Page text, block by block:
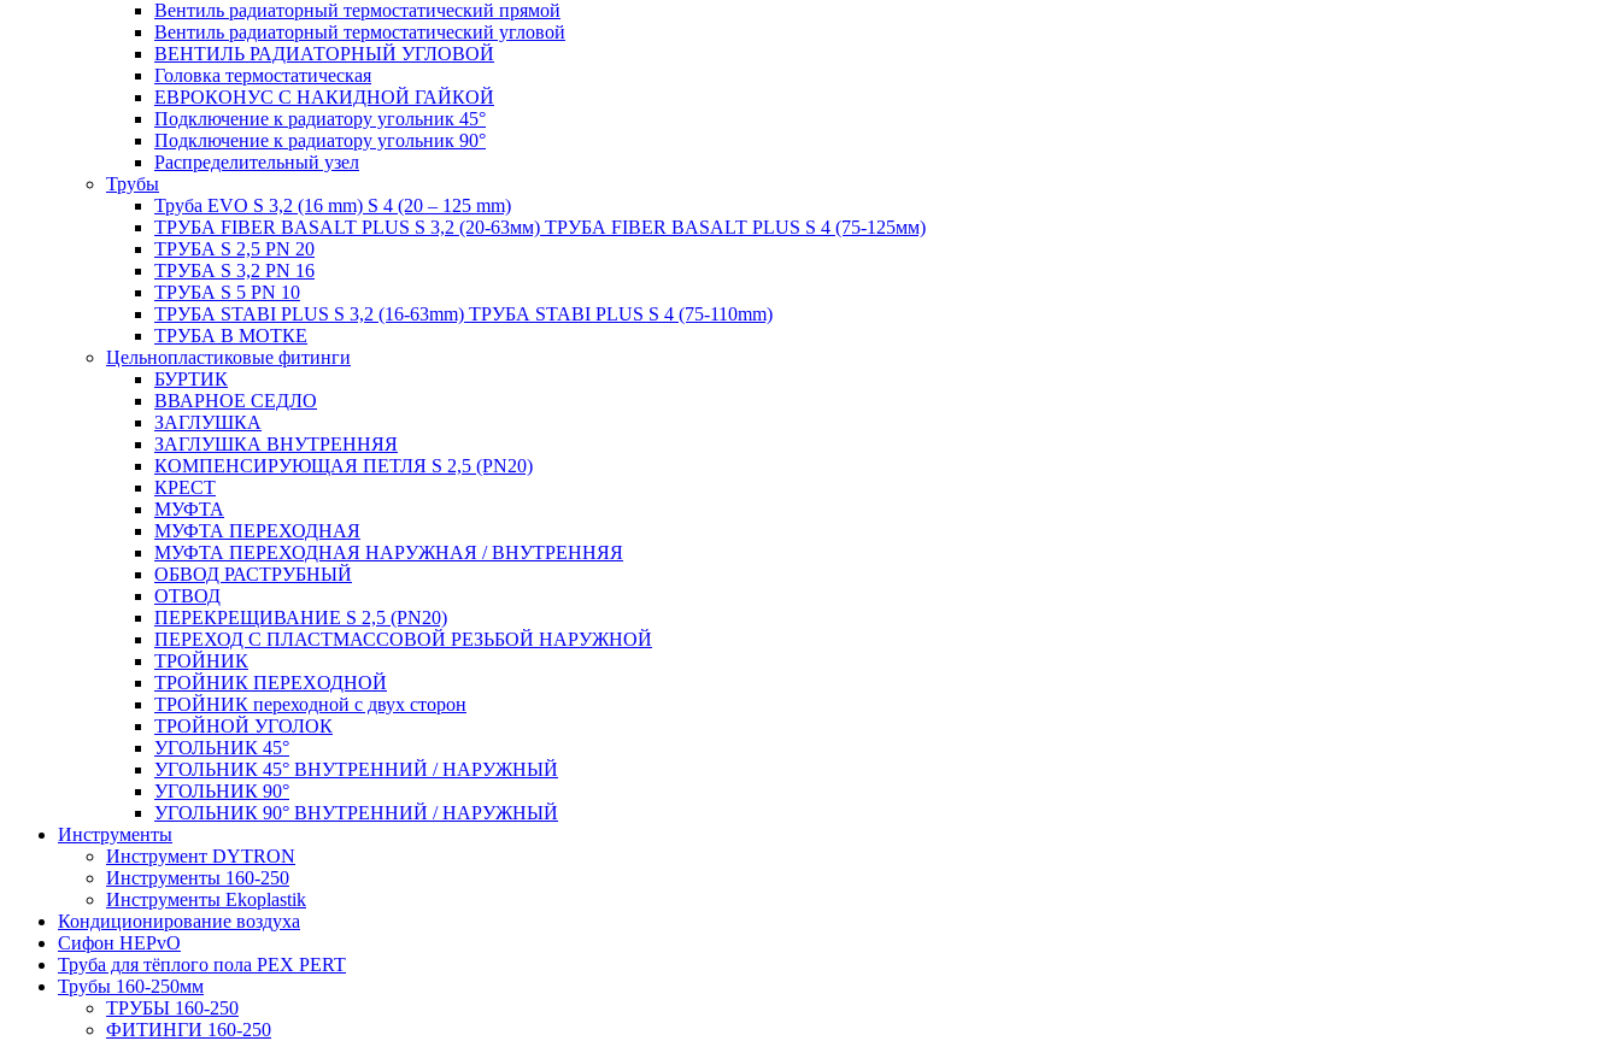
Вентиль радиаторный термостатический прямой
Вентиль радиаторный термостатический угловой
ВЕНТИЛЬ РАДИАТОРНЫЙ УГЛОВОЙ
Головка термостатическая
ЕВРОКОНУС С НАКИДНОЙ ГАЙКОЙ
Подключение к радиатору угольник 45°
Подключение к радиатору угольник 90°
Распределительный узел
Трубы
Труба EVO S 3,2 (16 mm) S 4 (20 – 125 mm)
ТРУБА FIBER BASALT PLUS S 3,2 (20-63мм) ТРУБА FIBER BASALT PLUS S 4 (75-125мм)
ТРУБА S 2,5 PN 20
ТРУБА S 3,2 PN 16
ТРУБА S 5 PN 10
ТРУБА STABI PLUS S 3,2 (16-63mm) ТРУБА STABI PLUS S 4 (75-110mm)
ТРУБА В МОТКЕ
Цельнопластиковые фитинги
БУРТИК
ВВАРНОЕ СЕДЛО
ЗАГЛУШКА
ЗАГЛУШКА ВНУТРЕННЯЯ
КОМПЕНСИРУЮЩАЯ ПЕТЛЯ S 2,5 (PN20)
КРЕСТ
МУФТА
МУФТА ПЕРЕХОДНАЯ
МУФТА ПЕРЕХОДНАЯ НАРУЖНАЯ / ВНУТРЕННЯЯ
ОБВОД РАСТРУБНЫЙ
ОТВОД
ПЕРЕКРЕЩИВАНИЕ S 2,5 (PN20)
ПЕРЕХОД С ПЛАСТМАССОВОЙ РЕЗЬБОЙ НАРУЖНОЙ
ТРОЙНИК
ТРОЙНИК ПЕРЕXОДНОЙ
ТРОЙНИК переходной с двух сторон
ТРОЙНОЙ УГОЛОК
УГОЛЬНИК 45°
УГОЛЬНИК 45° ВНУТРЕННИЙ / НАРУЖНЫЙ
УГОЛЬНИК 90°
УГОЛЬНИК 90° ВНУТРЕННИЙ / НАРУЖНЫЙ
Инструменты
Инструмент DYTRON
Инструменты 160-250
Инструменты Ekoplastik
Кондиционирование воздуха
Сифон HEPvO
Труба для тёплого пола PEX PERT
Трубы 160-250мм
ТРУБЫ 160-250
ФИТИНГИ 160-250